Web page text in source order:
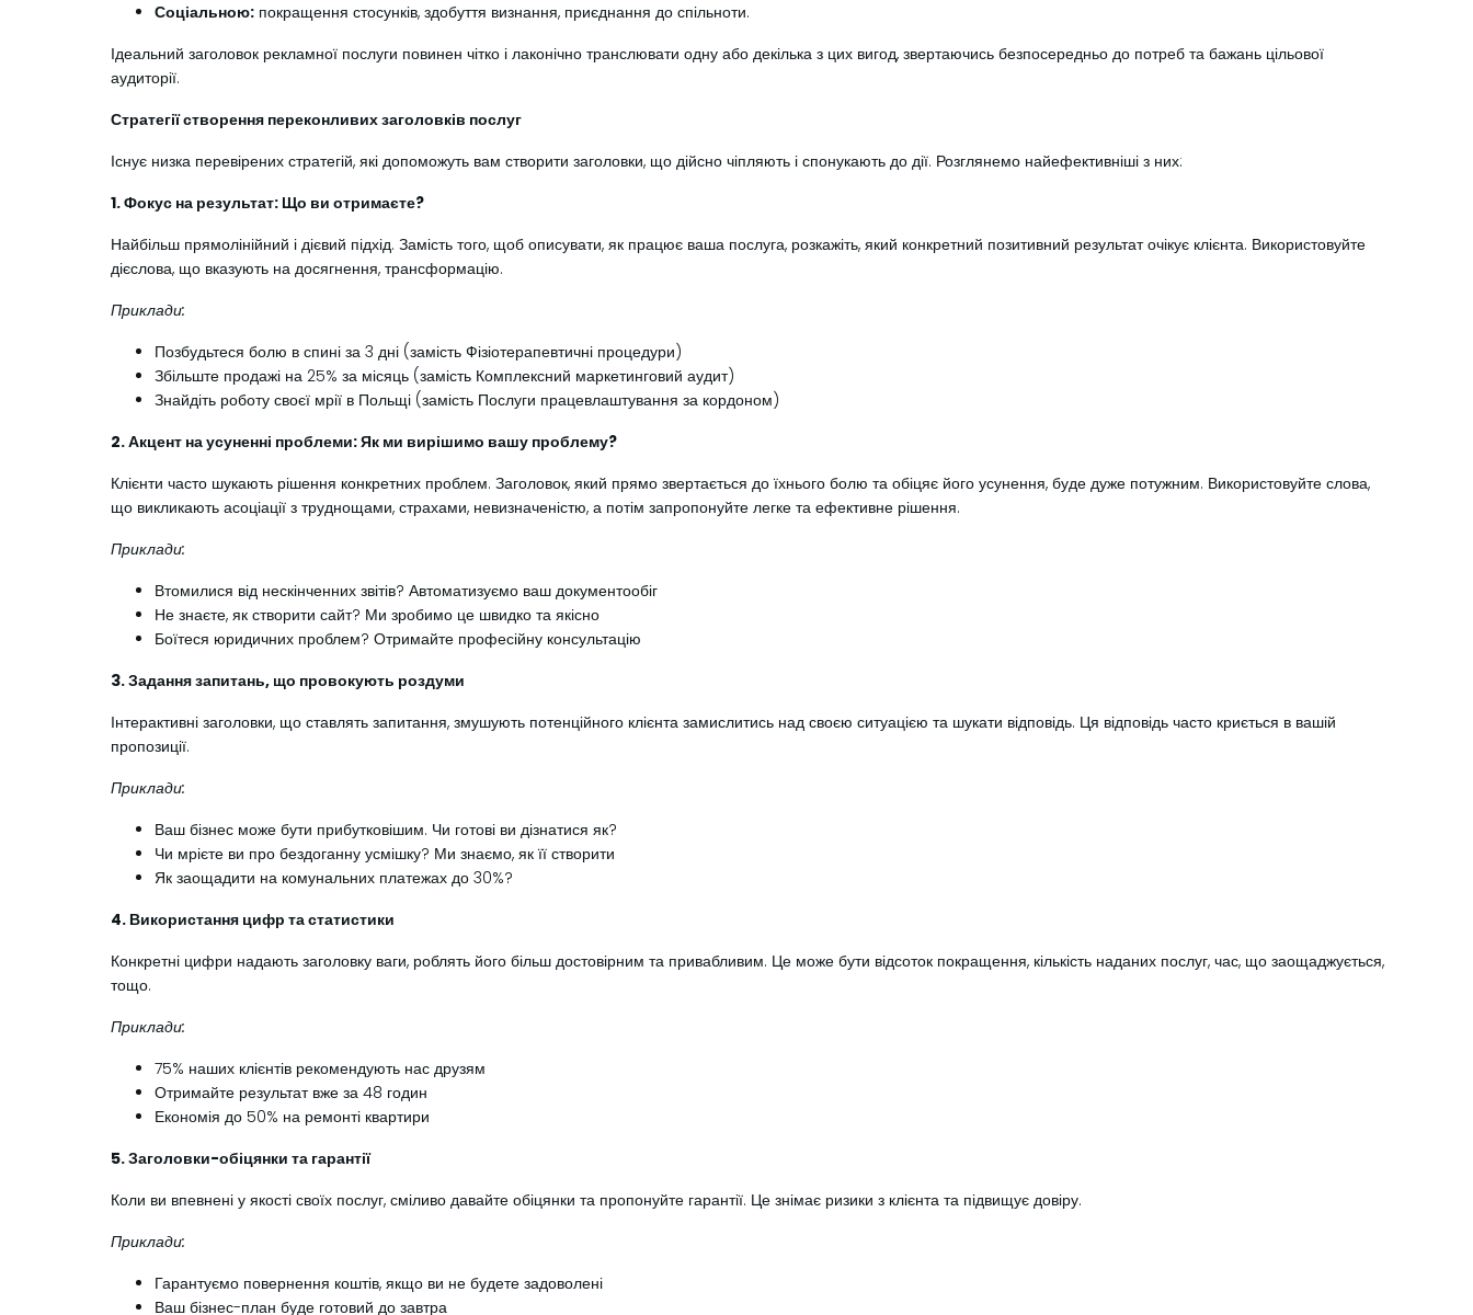
Соціальною: покращення стосунків, здобуття визнання, приєднання до спільноти.
Ідеальний заголовок рекламної послуги повинен чітко і лаконічно транслювати одну або декілька з цих вигод, звертаючись безпосередньо до потреб та бажань цільової
аудиторії.
Стратегії створення переконливих заголовків послуг
Існує низка перевірених стратегій, які допоможуть вам створити заголовки, що дійсно чіпляють і спонукають до дії. Розглянемо найефективніші з них:
1. Фокус на результат: Що ви отримаєте?
Найбільш прямолінійний і дієвий підхід. Замість того, щоб описувати, як працює ваша послуга, розкажіть, який конкретний позитивний результат очікує клієнта. Використовуйте
дієслова, що вказують на досягнення, трансформацію.
Приклади:
Позбудьтеся болю в спині за 3 дні (замість Фізіотерапевтичні процедури)
Збільште продажі на 25% за місяць (замість Комплексний маркетинговий аудит)
Знайдіть роботу своєї мрії в Польщі (замість Послуги працевлаштування за кордоном)
2. Акцент на усуненні проблеми: Як ми вирішимо вашу проблему?
Клієнти часто шукають рішення конкретних проблем. Заголовок, який прямо звертається до їхнього болю та обіцяє його усунення, буде дуже потужним. Використовуйте слова,
що викликають асоціації з труднощами, страхами, невизначеністю, а потім запропонуйте легке та ефективне рішення.
Приклади:
Втомилися від нескінченних звітів? Автоматизуємо ваш документообіг
Не знаєте, як створити сайт? Ми зробимо це швидко та якісно
Боїтеся юридичних проблем? Отримайте професійну консультацію
3. Задання запитань, що провокують роздуми
Інтерактивні заголовки, що ставлять запитання, змушують потенційного клієнта замислитись над своєю ситуацією та шукати відповідь. Ця відповідь часто криється в вашій
пропозиції.
Приклади:
Ваш бізнес може бути прибутковішим. Чи готові ви дізнатися як?
Чи мрієте ви про бездоганну усмішку? Ми знаємо, як її створити
Як заощадити на комунальних платежах до 30%?
4. Використання цифр та статистики
Конкретні цифри надають заголовку ваги, роблять його більш достовірним та привабливим. Це може бути відсоток покращення, кількість наданих послуг, час, що заощаджується,
тощо.
Приклади:
75% наших клієнтів рекомендують нас друзям
Отримайте результат вже за 48 годин
Економія до 50% на ремонті квартири
5. Заголовки-обіцянки та гарантії
Коли ви впевнені у якості своїх послуг, сміливо давайте обіцянки та пропонуйте гарантії. Це знімає ризики з клієнта та підвищує довіру.
Приклади:
Гарантуємо повернення коштів, якщо ви не будете задоволені
Ваш бізнес-план буде готовий до завтра